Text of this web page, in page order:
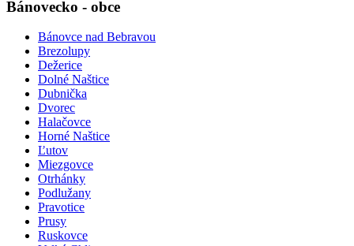
Bánovecko - obce
Bánovce nad Bebravou
Brezolupy
Dežerice
Dolné Naštice
Dubnička
Dvorec
Halačovce
Horné Naštice
Ľutov
Miezgovce
Otrhánky
Podlužany
Pravotice
Prusy
Ruskovce